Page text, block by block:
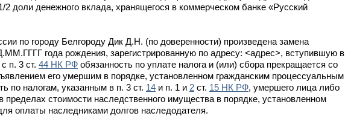
доли денежного вклада, хранящегося в коммерческом банке «Русский
по городу Белгороду Дик Д.Н. (по доверенности) произведена замена
года рождения, зарегистрированную по адресу: <адрес>, вступившую в
п. 3 ст. 44 НК РФ обязанность по уплате налога и (или) сбора прекращается со
его умершим в порядке, установленном гражданским процессуальным
по налогам, указанным в п. 3 ст. 14 и п. 1 и 2 ст. 15 НК РФ, умершего лица либо
стоимости наследственного имущества в порядке, установленном
оплаты наследниками долгов наследодателя.